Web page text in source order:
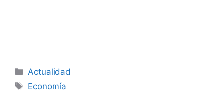
Categorías
Actualidad
Etiquetas
Economía